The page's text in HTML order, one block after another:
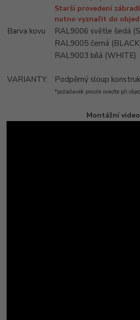
Starší provedení
nutno vyznačit do
Barva kovu
RAL9006 světle šedá
RAL9005 černá
RAL9003 bílá (WHITE)
VARIANTY: Podpěrný sloup
*požadavek prosím oveďte při
Montážní video